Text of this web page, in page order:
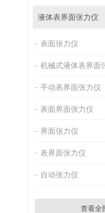
液体表界面张力仪
表面张力仪
机械式液体表界面
手动表界面张力仪
表面界面张力仪
界面张力仪
表界面张力仪
自动张力仪
查看全